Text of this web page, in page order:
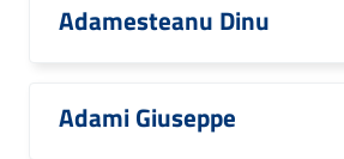
Adamesteanu Dinu
Adami Giuseppe